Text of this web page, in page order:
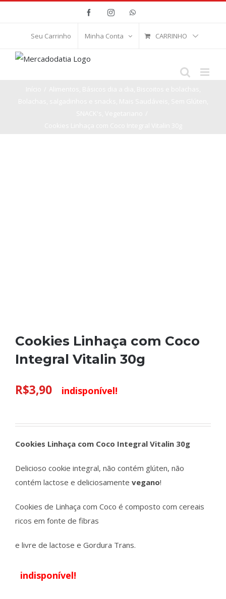
conteúdo
FacebookInstagramWhatsApp
Seu Carrinho Minha Conta CARRINHO
Cookies Linhaça com Coco
Integral Vitalin 30g
R$3,90 indisponível!
Cookies Linhaça com Coco Integral Vitalin 30g
Delicioso cookie integral, não contém glúten, não
contém lactose e deliciosamente vegano!
Cookies de Linhaça com Coco é composto com cereais
ricos em fonte de fibras
e livre de lactose e Gordura Trans.
indisponível!